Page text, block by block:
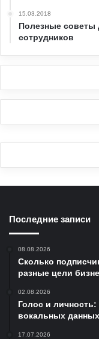
15.03.2018
Полезные советы
сотрудников
Последние записи
08.08.2026
Сколько
разные цели
02.08.2026
Голос и личность:
вокальных
17.07.2026